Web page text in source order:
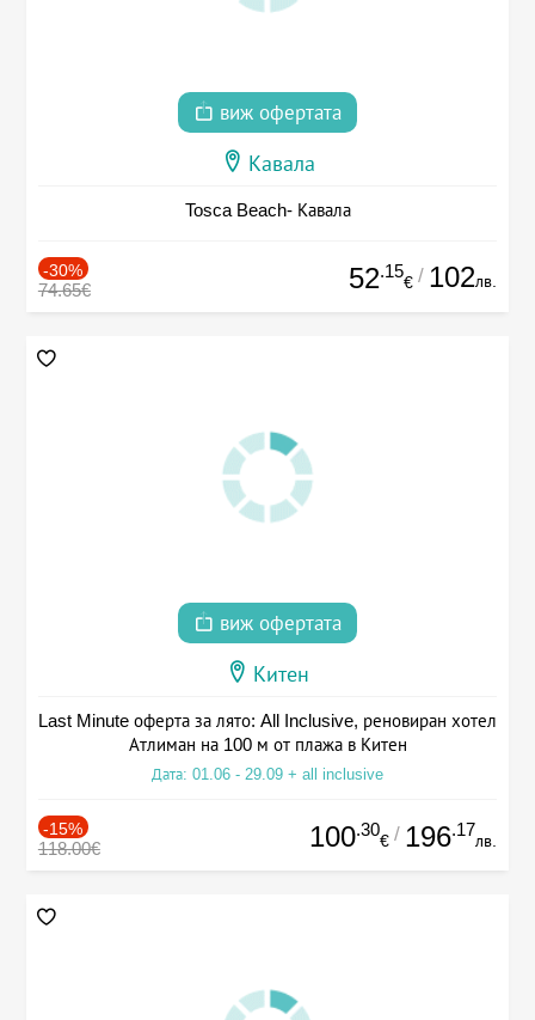
виж офертата
Кавала
Tosca Beach- Кавала
-30%
74.65€ 52.15
€ / 102лв.
виж офертата
Китен
Last Minute оферта за лято: All Inclusive, реновиран хотел
Атлиман на 100 м от плажа в Китен
Дата: 01.06 - 29.09 + all inclusive
-15%
118.00€ 100.30
€ / 196.17
лв.